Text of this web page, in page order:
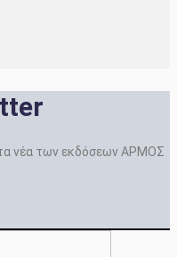
νέα των εκδόσεων ΑΡΜΟΣ